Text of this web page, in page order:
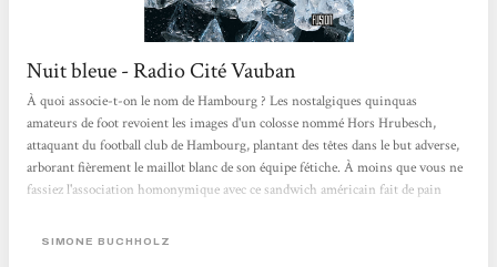
Nuit bleue - Radio Cité Vauban
À quoi associe-t-on le nom de Hambourg ? Les nostalgiques quinquas
amateurs de foot revoient les images d'un colosse nommé Hors Hrubesch,
attaquant du football club de Hambourg, plantant des têtes dans le but adverse,
arborant fièrement le maillot blanc de son équipe fétiche. À moins que vous ne
fassiez l'association homonymique avec ce sandwich américain fait de pain
car le mot hamburger a bien une étymologie germanique. Mais Hambourg est
SIMONE BUCHHOLZ